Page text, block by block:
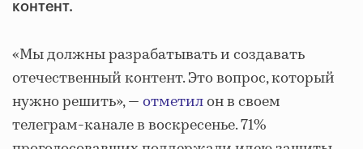
контент.
«Мы должны разрабатывать и создавать
отечественный контент. Это вопрос, который
нужно решить», —отметилон в своем
телеграм-канале в воскресенье. 71%